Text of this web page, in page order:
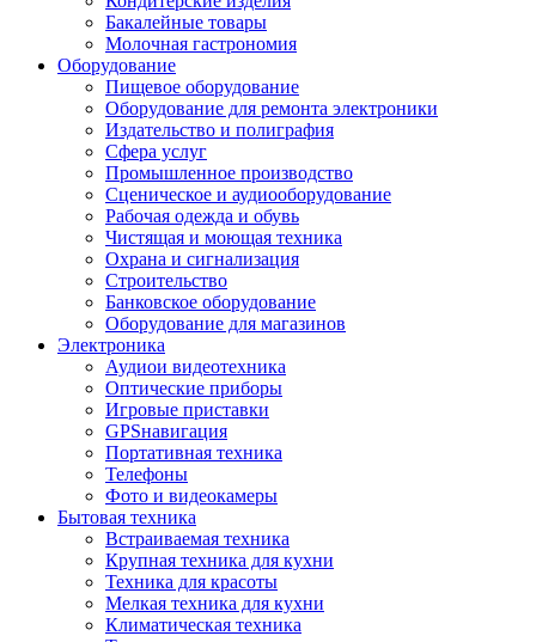
Бакалейные товары
Молочная гастрономия
Оборудование
Пищевое оборудование
Оборудование для ремонта электроники
Издательство и полиграфия
Сфера услуг
Промышленное производство
Сценическое и аудиооборудование
Рабочая одежда и обувь
Чистящая и моющая техника
Охрана и сигнализация
Строительство
Банковское оборудование
Оборудование для магазинов
Электроника
Аудиои видеотехника
Оптические приборы
Игровые приставки
GPSнавигация
Портативная техника
Телефоны
Фото и видеокамеры
Бытовая техника
Встраиваемая техника
Крупная техника для кухни
Техника для красоты
Мелкая техника для кухни
Климатическая техника